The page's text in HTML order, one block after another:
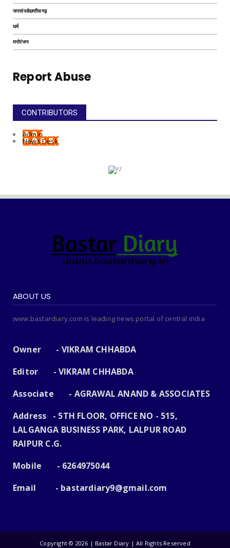
जनसंपर्कछत्तीसगढ़
धर्म
मनोरंजन
Report Abuse
CONTRIBUTORS
Admin
News Desk
ABOUT US
www.bastardiary.com is leading news portal of central india
Owner - VIKRAM CHHABDA
Editor - VIKRAM CHHABDA
Associate - AGRAWAL ANAND & ASSOCIATES
Address - 5TH FLOOR, OFFICE NO - 515,
LALGANGA BUSINESS PARK, LALPUR ROAD
RAIPUR C.G.
Mobile - 6264975044
Email - bastardiary9@gmail.com
Copyright © 2026 | Bastar Diary | All Rights Reserved